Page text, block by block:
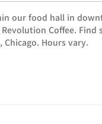
our food hall in
Coffee.
Hours vary.